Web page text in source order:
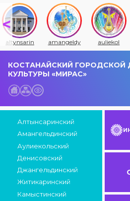
altynsarin amangeldy auliekol
КОСТАНАЙСКИЙ ГОРОДСКОЙ
КУЛЬТУРЫ «МИРАС»
Алтынсаринский
Амангельдинский
Аулиекольский
Денисовский
Джангельдинский
Житикаринский
Камыстинский